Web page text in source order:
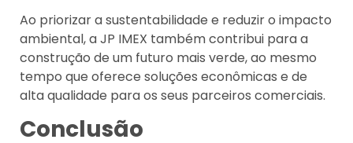
Ao priorizar a sustentabilidade e reduzir o impacto
ambiental, a JP IMEX também contribui para a
construção de um futuro mais verde, ao mesmo
tempo que oferece soluções econômicas e de
alta qualidade para os seus parceiros comerciais.
Conclusão